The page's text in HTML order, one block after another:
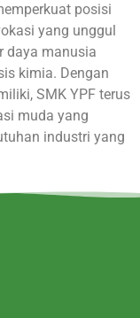
posisi
yang unggul
daya manusia
kimia. Dengan
SMK YPF terus
muda yang
industri yang